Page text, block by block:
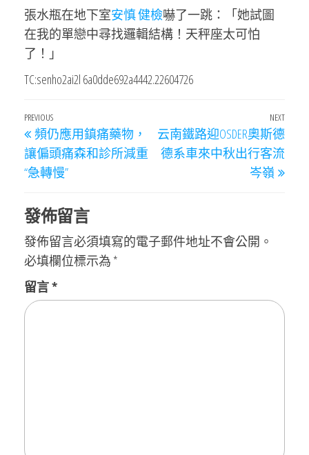
張水瓶在地下室安慎 健檢嚇了一跳：「她試圖
在我的單戀中尋找邏輯結構！天秤座太可怕
了！」
TC:senho2ai2l 6a0dde692a4442.22604726
文
章
導
Previous
Post
PREVIOUS
頻仍應用鎮痛藥物，
讓偏頭痛森和診所減重
“急轉慢”
Next
Post
NEXT
云南鐵路迎OSDER奧斯德
德系車來中秋出行客流
岑嶺
發佈留言
發佈留言必須填寫的電子郵件地址不會公開。
必填欄位標示為 *
留言*